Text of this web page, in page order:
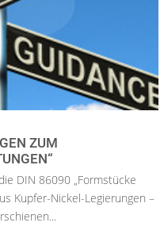
ZUM
DIN 86090 „Formstücke
Kupfer-Nickel-Legierungen –